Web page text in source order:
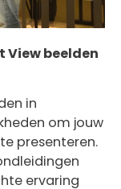
View beelden
in
om jouw
presenteren.
ervaring